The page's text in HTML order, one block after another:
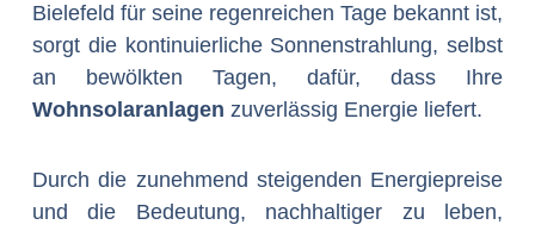
Bielefeld für seine regenreichen Tage bekannt ist,
sorgt die kontinuierliche Sonnenstrahlung, selbst
an bewölkten Tagen, dafür, dass Ihre
Wohnsolaranlagen zuverlässig Energie liefert.
Durch die zunehmend steigenden Energiepreise
und die Bedeutung, nachhaltiger zu leben,